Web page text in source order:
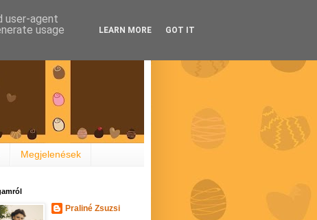
Megjelenések
Praliné Zsuzsi
user-agent
usage
LEARN MORE GOT IT